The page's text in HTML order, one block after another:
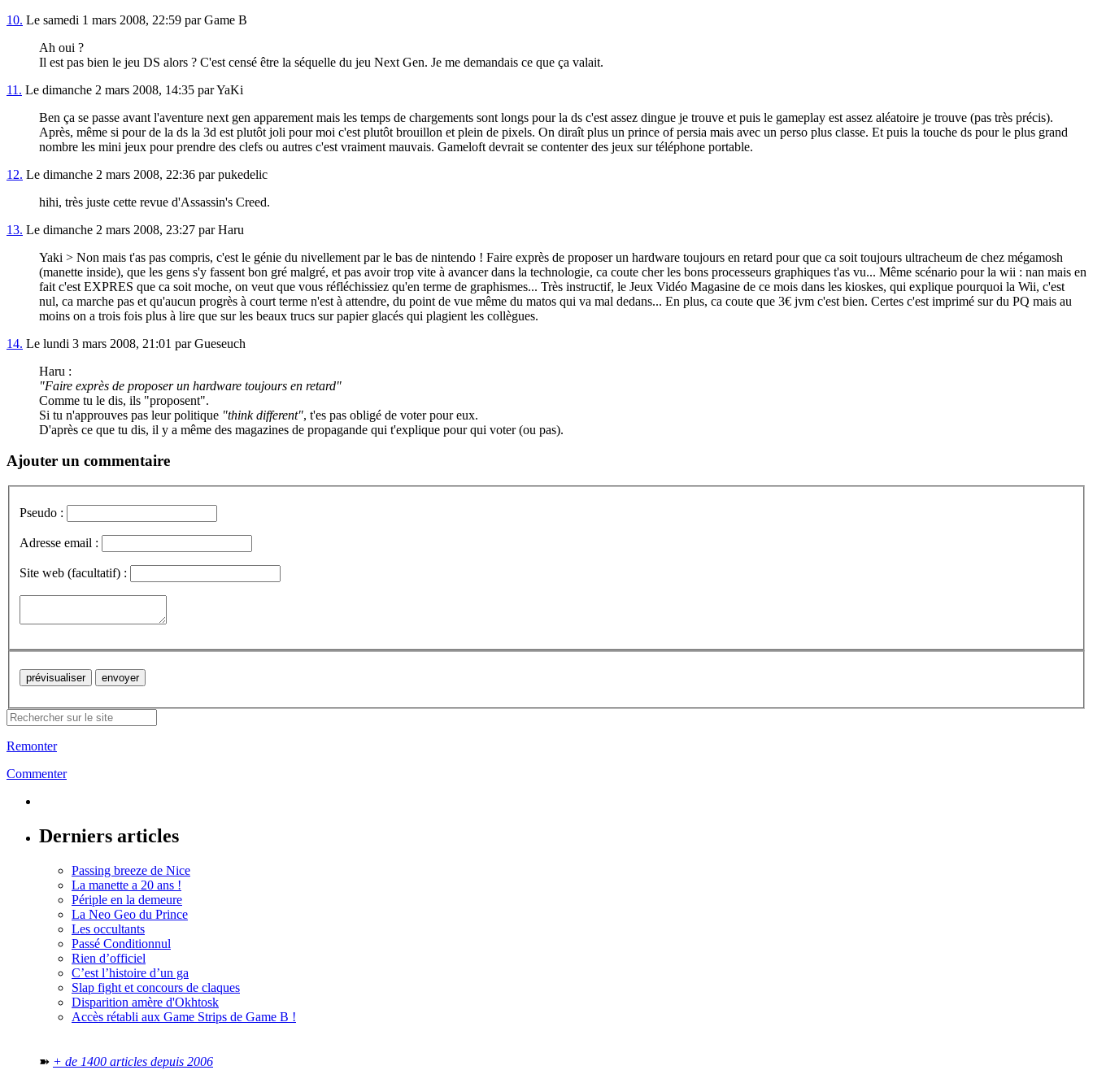
10. Le samedi 1 mars 2008, 22:59 par Game B
Ah oui ?
Il est pas bien le jeu DS alors ? C'est censé être la séquelle du jeu Next Gen. Je me demandais ce que ça valait.
11. Le dimanche 2 mars 2008, 14:35 par YaKi
Ben ça se passe avant l'aventure next gen apparement mais les temps de chargements sont longs pour la ds c'est assez dingue je trouve et puis le gameplay est assez aléatoire je trouve (pas très précis).
Après, même si pour de la ds la 3d est plutôt joli pour moi c'est plutôt brouillon et plein de pixels. On diraît plus un prince of persia mais avec un perso plus classe. Et puis la touche ds pour le plus grand
nombre les mini jeux pour prendre des clefs ou autres c'est vraiment mauvais. Gameloft devrait se contenter des jeux sur téléphone portable.
12. Le dimanche 2 mars 2008, 22:36 par pukedelic
hihi, très juste cette revue d'Assassin's Creed.
13. Le dimanche 2 mars 2008, 23:27 par Haru
Yaki > Non mais t'as pas compris, c'est le génie du nivellement par le bas de nintendo ! Faire exprès de proposer un hardware toujours en retard pour que ca soit toujours ultracheum de chez mégamosh
(manette inside), que les gens s'y fassent bon gré malgré, et pas avoir trop vite à avancer dans la technologie, ca coute cher les bons processeurs graphiques t'as vu... Même scénario pour la wii : nan mais en
fait c'est EXPRES que ca soit moche, on veut que vous réfléchissiez qu'en terme de graphismes... Très instructif, le Jeux Vidéo Magasine de ce mois dans les kioskes, qui explique pourquoi la Wii, c'est
nul, ca marche pas et qu'aucun progrès à court terme n'est à attendre, du point de vue même du matos qui va mal dedans... En plus, ca coute que 3€ jvm c'est bien. Certes c'est imprimé sur du PQ mais au
moins on a trois fois plus à lire que sur les beaux trucs sur papier glacés qui plagient les collègues.
14. Le lundi 3 mars 2008, 21:01 par Gueseuch
Haru :
"Faire exprès de proposer un hardware toujours en retard"
Comme tu le dis, ils "proposent".
Si tu n'approuves pas leur politique "think different", t'es pas obligé de voter pour eux.
D'après ce que tu dis, il y a même des magazines de propagande qui t'explique pour qui voter (ou pas).
Ajouter un commentaire
Pseudo :
Adresse email :
Site web (facultatif) :
Remonter
Commenter
Derniers articles
Passing breeze de Nice
La manette a 20 ans !
Périple en la demeure
La Neo Geo du Prince
Les occultants
Passé Conditionnul
Rien d’officiel
C’est l’histoire d’un ga
Slap fight et concours de claques
Disparition amère d'Okhtosk
Accès rétabli aux Game Strips de Game B !
➽ + de 1400 articles depuis 2006